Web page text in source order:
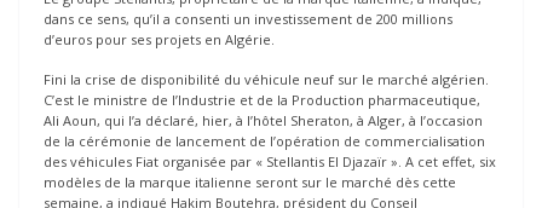
dans ce sens, qu’il a consenti un investissement de 200 millions
d’euros pour ses projets en Algérie.
Fini la crise de disponibilité du véhicule neuf sur le marché algérien.
C’est le ministre de l’Industrie et de la Production pharmaceutique,
Ali Aoun, qui l’a déclaré, hier, à l’hôtel Sheraton, à Alger, à l’occasion
de la cérémonie de lancement de l’opération de commercialisation
des véhicules Fiat organisée par « Stellantis El Djazaïr ». A cet effet, six
modèles de la marque italienne seront sur le marché dès cette
semaine, a indiqué Hakim Boutehra, président du Conseil